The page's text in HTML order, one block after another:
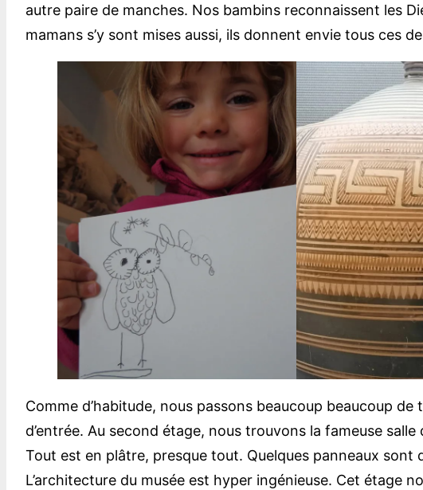
autre paire de manches. Nos bambins reconnaissent les
mamans s’y sont mises aussi, ils donnent envie tous ces
Comme d’habitude, nous passons beaucoup beaucoup
d’entrée. Au second étage, nous trouvons la fameuse
Tout est en plâtre, presque tout. Quelques panneaux sont
L’architecture du musée est hyper ingénieuse. Cet étage